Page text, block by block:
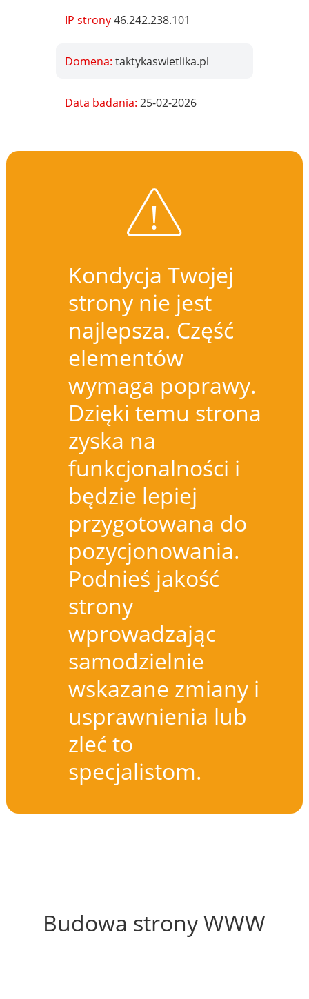
IP strony46.242.238.101
Domena:taktykaswietlika.pl
Data badania:25-02-2026
Kondycja Twojej
strony nie jest
najlepsza. Część
elementów
wymaga poprawy.
Dzięki temu strona
zyska na
funkcjonalności i
będzie lepiej
przygotowana do
pozycjonowania.
Podnieś jakość
strony
wprowadzając
samodzielnie
wskazane zmiany i
usprawnienia lub
zleć to
specjalistom.
Budowa strony WWW